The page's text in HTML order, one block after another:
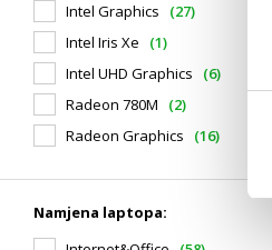
Intel Graphics
(27)
Intel Iris Xe
(1)
Intel UHD Graphics
(6)
Radeon 780M
(2)
Radeon Graphics
(16)
Namjena laptopa: